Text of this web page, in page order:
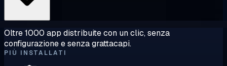
Oltre 1000 app distribuite con un clic, senza
configurazione e senza grattacapi.
PIÙ INSTALLATI